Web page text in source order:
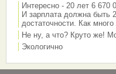
Интересно - 20 лет 6 670
И зарплата должна быть
достаточности. Как
Не ну, а что? Круто же!
Экологично